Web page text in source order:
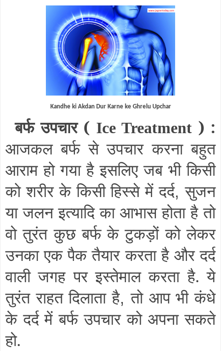
Kandhe ki Akdan Dur Karne ke Ghrelu Upchar
बर्फ उपचार ( Ice Treatment ) :
आजकल बर्फ से उपचार करना बहुत
आराम हो गया है इसलिए जब भी किसी
को शरीर के किसी हिस्से में दर्द,सुजन
या जलन इत्यादि का आभास होता है तो
वो तुरंत कुछ बर्फ के टुकड़ों को लेकर
उनका एक पैक तैयार करता है और दर्द
वाली जगह पर इस्तेमाल करता है. ये
तुरंत राहत दिलाता है,तो आप भी कंधे
के दर्द में बर्फ उपचार को अपना सकते
हो.